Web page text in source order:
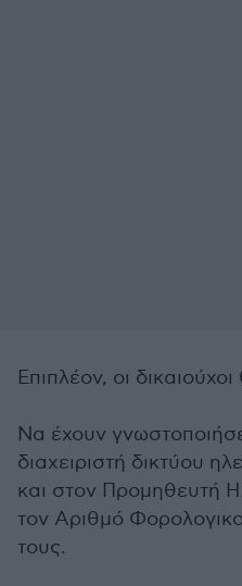
Επιπλέον, οι
Να έχουν
διαχειριστή δικτύου
και στον Προμηθευτή
τον Αριθμό
τους.